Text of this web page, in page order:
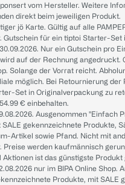
vom Hersteller. Weitere
direkt beim jeweiligen Produkt.
jö Karte. Gültig auf alle
Gutschein für ein tiptoi Starter-Set
Nur ein Gutschein pro
auf der Rechnung angedruckt.
Solange der Vorrat reicht.
möglich. Bei Retournierung der
Set in Originalverpackung zu
€ einbehalten.
Ausgenommen "Einfach
SALE gekennzeichnete Produkte,
Artikel sowie Pfand. Nicht mit
Preise werden kaufmännisch
Aktionen ist das günstigste Produkt
nur im BIPA Online Shop.
Produkte, mit SALE